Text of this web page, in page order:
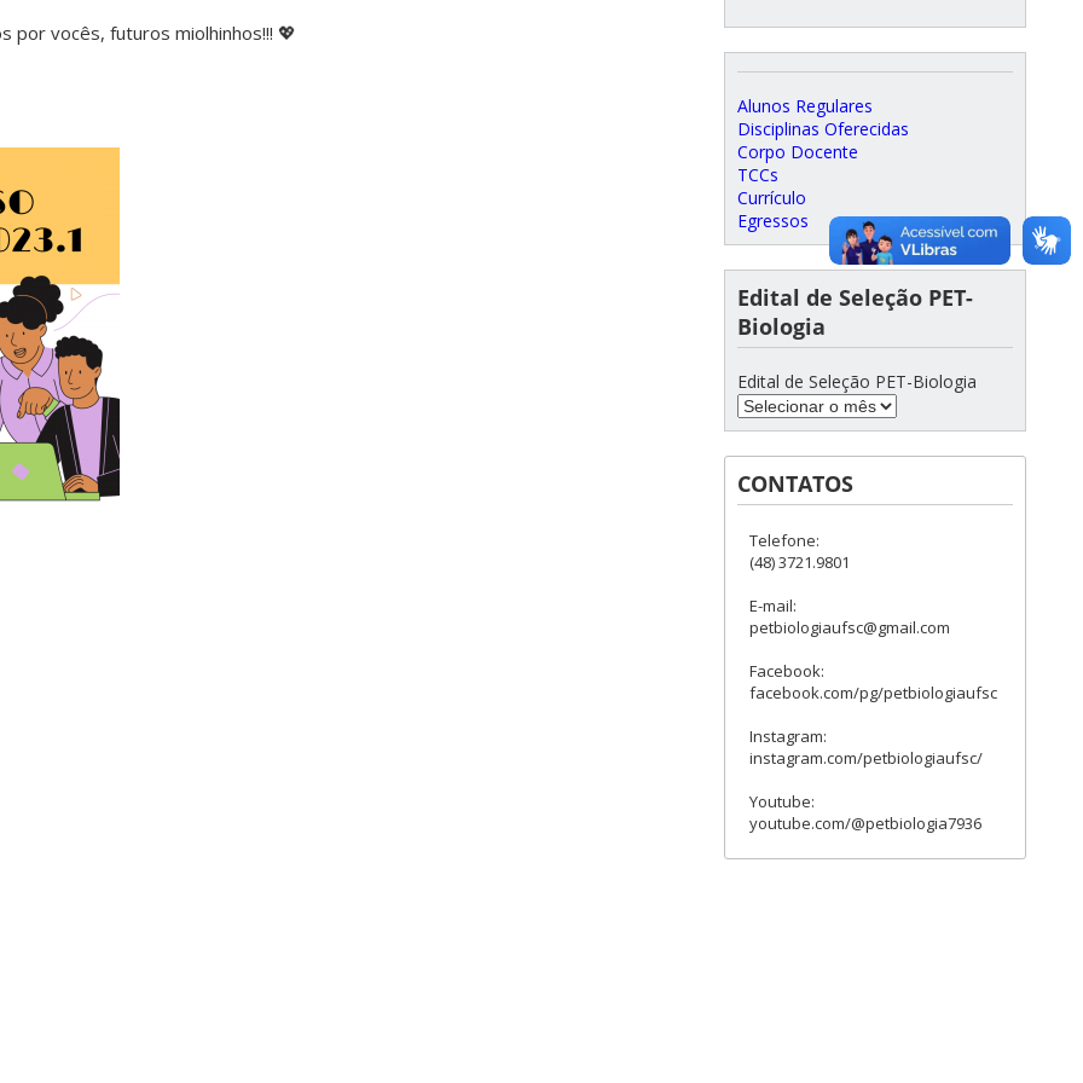
por vocês, futuros miolhinhos!!! 💖
Alunos Regulares
Disciplinas Oferecidas
Corpo Docente
TCCs
Currículo
Egressos
Edital de Seleção PET-
Biologia
Edital de Seleção PET-Biologia
CONTATOS
Telefone:
(48) 3721.9801
E-mail:
petbiologiaufsc@gmail.com
Facebook:
facebook.com/pg/petbiologiaufsc
Instagram:
instagram.com/petbiologiaufsc/
Youtube:
youtube.com/@petbiologia7936